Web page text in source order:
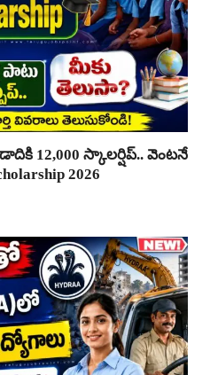
12,000 స్కాలర్షిప్.. వెంటనే
2026